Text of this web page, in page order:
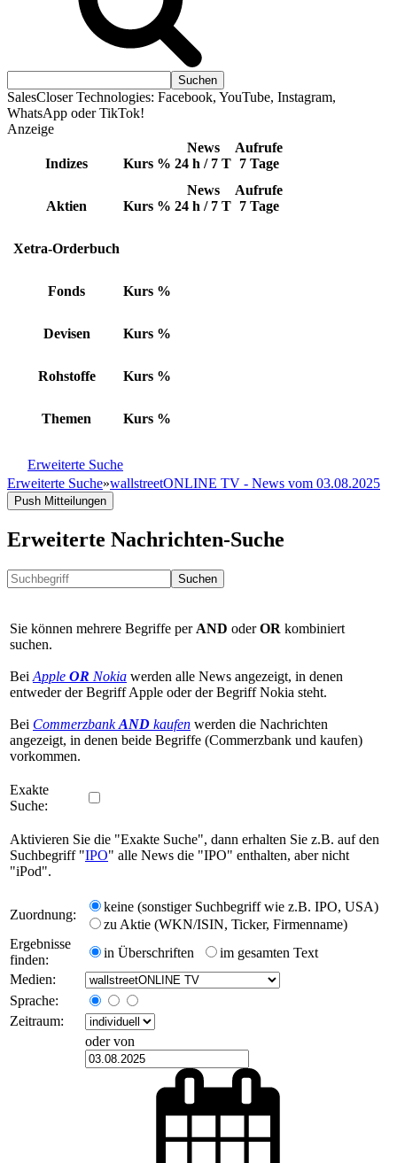
SalesCloser Technologies: Facebook, YouTube, Instagram,
WhatsApp oder TikTok!
Anzeige
Indizes Kurs %
News
24 h / 7 T
Aufrufe
7 Tage
Aktien Kurs %
News
24 h / 7 T
Aufrufe
7 Tage
Xetra-Orderbuch
Fonds Kurs %
Devisen Kurs %
Rohstoffe Kurs %
Themen Kurs %
Erweiterte Suche
Erweiterte Suche»wallstreetONLINE TV - News vom 03.08.2025
Push Mitteilungen
Erweiterte Nachrichten-Suche
Suchen
Sie können mehrere Begriffe per AND oderOR kombiniert
suchen.
Bei Apple OR Nokia werden alle News angezeigt, in denen
entweder der Begriff Apple oder der Begriff Nokia steht.
Bei CommerzbankAND kaufen werden die Nachrichten
angezeigt, in denen beide Begriffe (Commerzbank und kaufen)
vorkommen.
Exakte
Suche:
Aktivieren Sie die "Exakte Suche", dann erhalten Sie z.B. auf den
Suchbegriff "IPO" alle News die "IPO" enthalten, aber nicht
"iPod".
Zuordnung:
keine (sonstiger Suchbegriff wie z.B. IPO, USA)
zu Aktie (WKN/ISIN, Ticker, Firmenname)
Ergebnisse
finden:
in Überschriften
im gesamten Text
Medien:
Sprache:
Zeitraum:
oder von